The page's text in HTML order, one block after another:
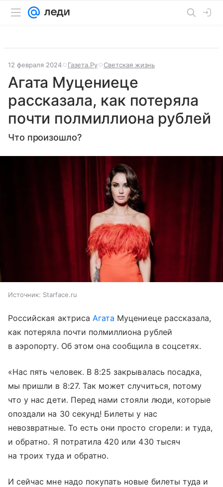
12 февраля 2024 Газета.Ру Светская жизнь
Агата Муцениеце
рассказала, как потеряла
почти полмиллиона рублей
Что произошло?
Источник: Starface.ru
Российская актриса Агата Муцениеце рассказала,
как потеряла почти полмиллиона рублей
в аэропорту. Об этом она сообщила в соцсетях.
«Нас пять человек. В 8:25 закрывалась посадка,
мы пришли в 8:27. Так может случиться, потому
что у нас дети. Перед нами стояли люди, которые
опоздали на 30 секунд! Билеты у нас
невозвратные. То есть они просто сгорели: и туда,
и обратно. Я потратила 420 или 430 тысяч
на троих туда и обратно.
И сейчас мне надо покупать новые билеты туда и